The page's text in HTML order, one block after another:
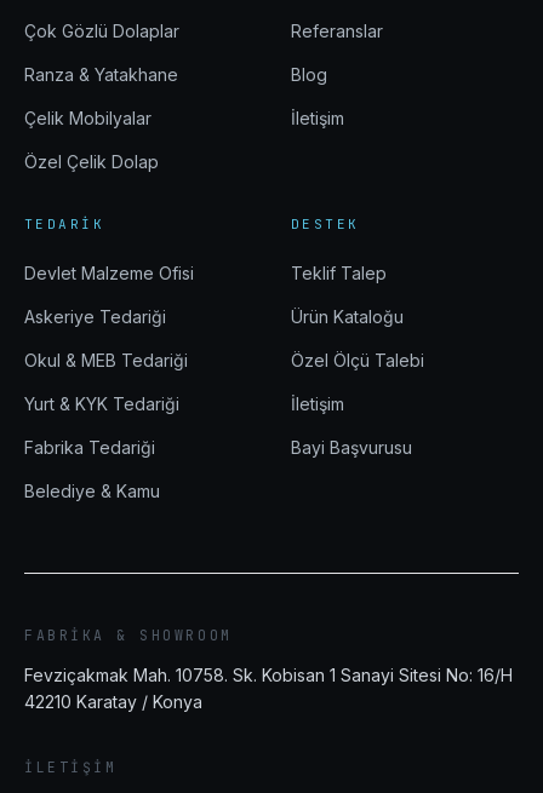
Çok Gözlü Dolaplar
Ranza & Yatakhane
Çelik Mobilyalar
Özel Çelik Dolap
Referanslar
Blog
İletişim
TEDARIK
Devlet Malzeme Ofisi
Askeriye Tedariği
Okul & MEB Tedariği
Yurt & KYK Tedariği
Fabrika Tedariği
Belediye & Kamu
DESTEK
Teklif Talep
Ürün Kataloğu
Özel Ölçü Talebi
İletişim
Bayi Başvurusu
FABRIKA & SHOWROOM
Fevziçakmak Mah. 10758. Sk. Kobisan 1 Sanayi Sitesi No: 16/H
42210 Karatay / Konya
İLETIŞIM